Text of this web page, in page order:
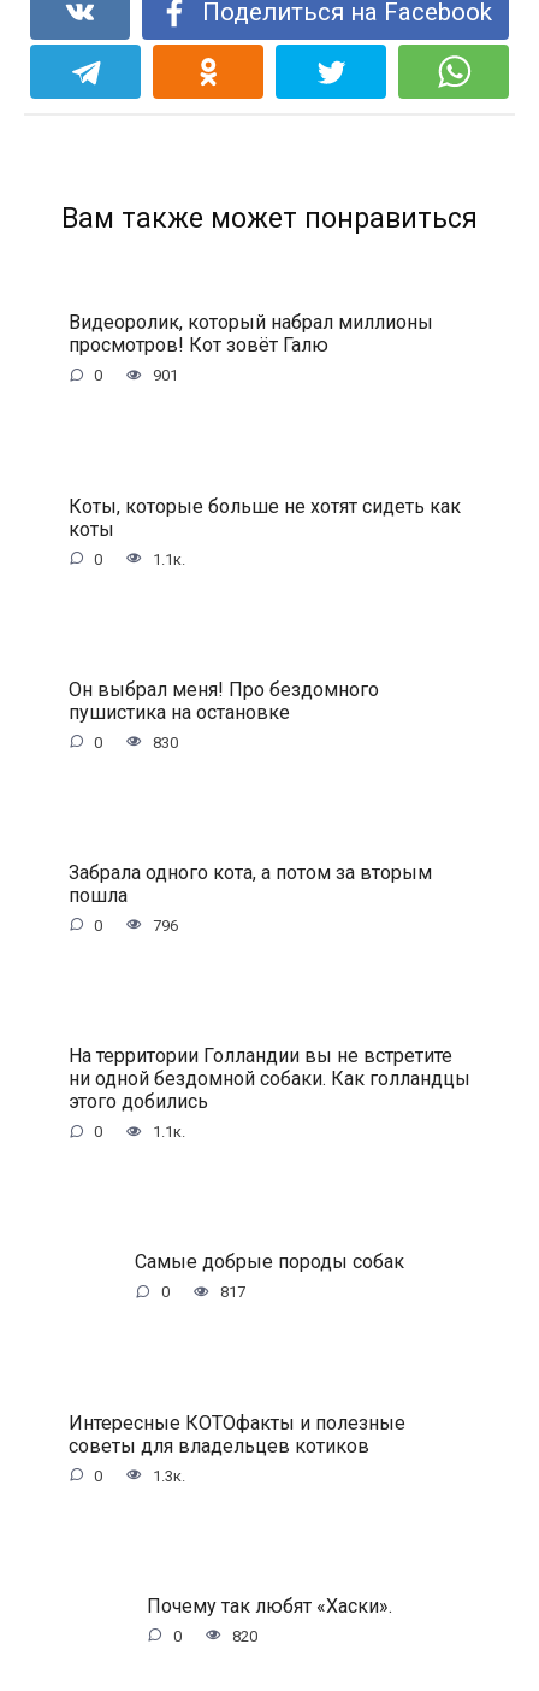
Поделиться на Facebook
Вам также может понравиться
Видеоролик, который набрал миллионы
просмотров! Кот зовёт Галю
0 901
Коты, которые больше не хотят сидеть как
коты
0 1.1к.
Он выбрал меня! Про бездомного
пушистика на остановке
0 830
Забрала одного кота, а потом за вторым
пошла
0 796
На территории Голландии вы не встретите
ни одной бездомной собаки. Как голландцы
этого добились
0 1.1к.
Самые добрые породы собак
0 817
Интересные КОТОфакты и полезные
советы для владельцев котиков
0 1.3к.
Почему так любят «Хаски».
0 820